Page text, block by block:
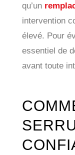
qu’un
intervention
élevé. Pour
essentiel de
avant toute